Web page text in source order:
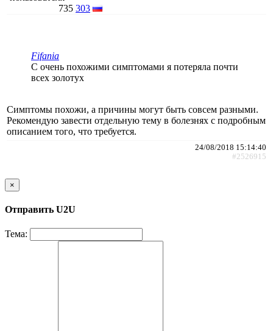
735 303
Fifania
С очень похожими симптомами я потеряла почти
всех золотух
Симптомы похожи, а причины могут быть совсем разными.
Рекомендую завести отдельную тему в болезнях с подробным
описанием того, что требуется.
24/08/2018 15:14:40
#2526915
×
Отправить U2U
Тема: